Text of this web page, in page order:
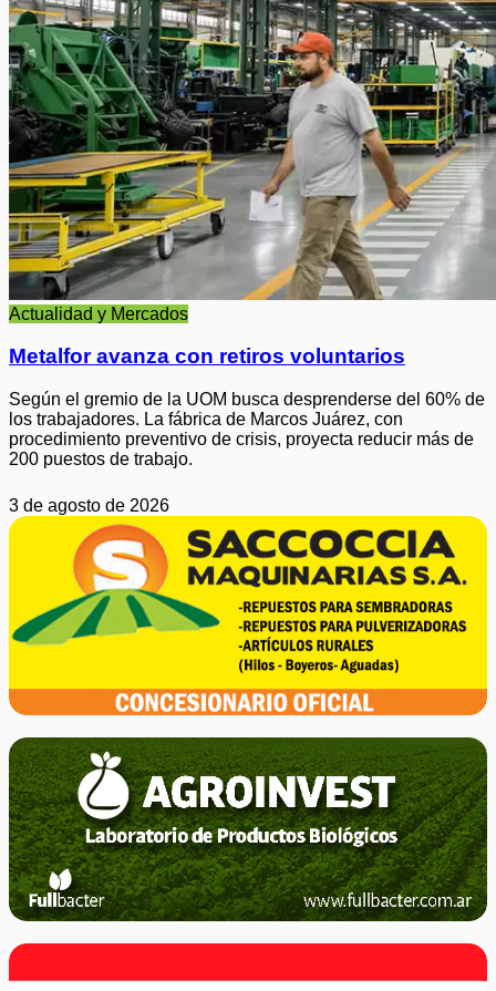
Actualidad y Mercados
Metalfor avanza con retiros voluntarios
Según el gremio de la UOM busca desprenderse del 60% de
los trabajadores. La fábrica de Marcos Juárez, con
procedimiento preventivo de crisis, proyecta reducir más de
200 puestos de trabajo.
3 de agosto de 2026